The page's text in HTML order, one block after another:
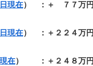
現在） ：＋ ７７万円
現在） ：＋２２４万円
在） ：＋２４８万円